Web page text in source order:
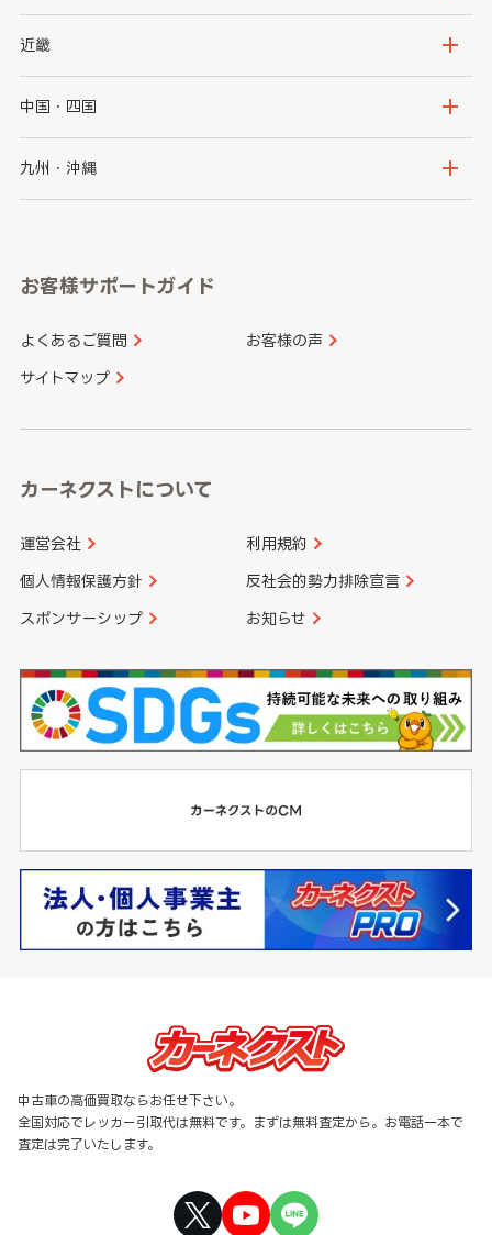
秋田県
群馬県
千葉県
新潟県
石川県
山梨県
愛知県
近畿
大阪府
京都府
和歌山県
中国・四国
鳥取県
山口県
香川県 愛媛県
九州・沖縄
長崎県
大分県 宮崎県
お客様サポートガイド
よくあるご質問 お客様の声
サイトマップ
カーネクストについて
運営会社 利用規約
個人情報保護方針 反社会的勢力排除宣言
スポンサーシップ お知らせ
中古車の高価買取ならお任せ下さい。
全国対応でレッカー引取代は無料です。まずは無料査定から。お電話一本で
査定は完了いたします。